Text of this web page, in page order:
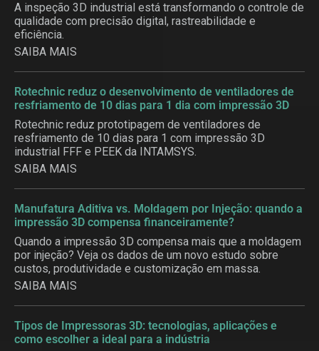
A inspeção 3D industrial está transformando o controle de
qualidade com precisão digital, rastreabilidade e
eficiência.
SAIBA MAIS
Rotechnic reduz o desenvolvimento de ventiladores de
resfriamento de 10 dias para 1 dia com impressão 3D
Rotechnic reduz prototipagem de ventiladores de
resfriamento de 10 dias para 1 com impressão 3D
industrial FFF e PEEK da INTAMSYS.
SAIBA MAIS
Manufatura Aditiva vs. Moldagem por Injeção: quando a
impressão 3D compensa financeiramente?
Quando a impressão 3D compensa mais que a moldagem
por injeção? Veja os dados de um novo estudo sobre
custos, produtividade e customização em massa.
SAIBA MAIS
Tipos de Impressoras 3D: tecnologias, aplicações e
como escolher a ideal para a indústria